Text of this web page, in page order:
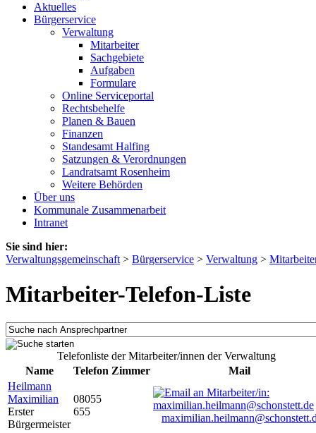
Aktuelles
Bürgerservice
Verwaltung
Mitarbeiter
Sachgebiete
Aufgaben
Formulare
Online Serviceportal
Rechtsbehelfe
Planen & Bauen
Finanzen
Standesamt Halfing
Satzungen & Verordnungen
Landratsamt Rosenheim
Weitere Behörden
Über uns
Kommunale Zusammenarbeit
Intranet
Sie sind hier:
Verwaltungsgemeinschaft > Bürgerservice > Verwaltung >
Mitarbeiter-Telefon-Liste
Telefonliste der Mitarbeiter/innen der Verwaltung
Name
Telefon Zimmer
Mail
Heilmann
Maximilian
Erster
Bürgermeister
08055
655